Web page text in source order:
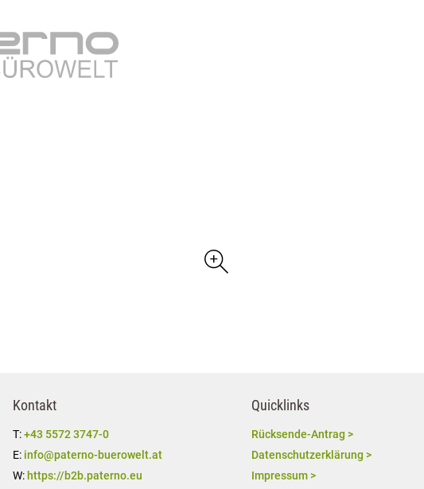
Kontakt
T:+43 5572 3747-0
E: info@paterno-buerowelt.at
W: https://b2b.paterno.eu
Quicklinks
Rücksende-Antrag >
Datenschutzerklärung >
Impressum >